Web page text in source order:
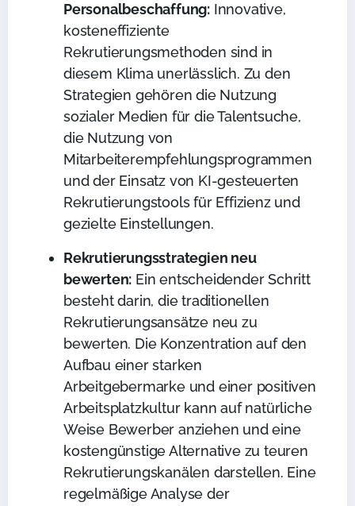
Personalbeschaffung: Innovative,
kosteneffiziente
Rekrutierungsmethoden sind in
diesem Klima unerlässlich. Zu den
Strategien gehören die Nutzung
sozialer Medien für die Talentsuche,
die Nutzung von
Mitarbeiterempfehlungsprogrammen
und der Einsatz von KI-gesteuerten
Rekrutierungstools für Effizienz und
gezielte Einstellungen.
Rekrutierungsstrategien neu
bewerten: Ein entscheidender Schritt
besteht darin, die traditionellen
Rekrutierungsansätze neu zu
bewerten. Die Konzentration auf den
Aufbau einer starken
Arbeitgebermarke und einer positiven
Arbeitsplatzkultur kann auf natürliche
Weise Bewerber anziehen und eine
kostengünstige Alternative zu teuren
Rekrutierungskanälen darstellen. Eine
regelmäßige Analyse der